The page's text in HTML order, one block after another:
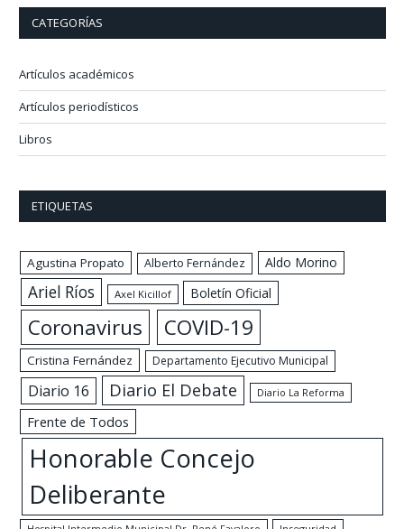
CATEGORÍAS
Artículos académicos
Artículos periodísticos
Libros
ETIQUETAS
Agustina Propato Alberto Fernández Aldo Morino
Ariel Ríos Axel Kicillof Boletín Oficial
Coronavirus COVID-19
Cristina Fernández Departamento Ejecutivo Municipal
Diario 16 Diario El Debate Diario La Reforma
Frente de Todos
Honorable Concejo
Deliberante